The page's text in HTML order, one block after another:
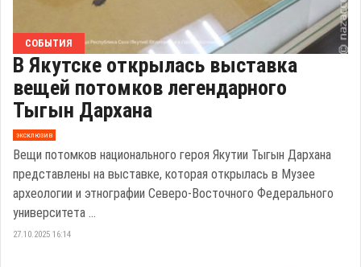
СОБЫТИЯ
В Якутске открылась выставка
вещей потомков легендарного
Тыгын Дархана
эксклюзив
Вещи потомков национального героя Якутии Тыгын Дархана
представлены на выставке, которая открылась в Музее
археологии и этнографии Северо-Восточного Федерального
университета ...
27.10.2025 16:14